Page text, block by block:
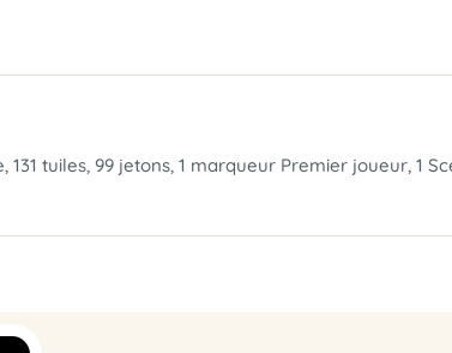
131 tuiles, 99 jetons, 1 marqueur Premier joueur, 1